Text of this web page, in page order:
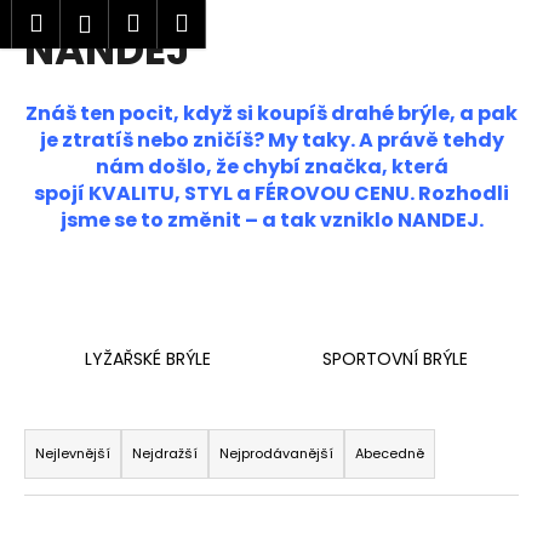
PřejítHledatPřihlášení
Nákupní
košík
Menu
NANDEJ
Znáš ten pocit, když si koupíš drahé brýle, a pak
je ztratíš nebo zničíš? My taky.A právě tehdy
nám došlo, že chybí značka, která
spojí KVALITU, STYL a FÉROVOU CENU. Rozhodli
jsme se to změnit – a tak vzniklo NANDEJ.
LYŽAŘSKÉ BRÝLE SPORTOVNÍ BRÝLE
Ř
a
z
Nejlevnější Nejdražší Nejprodávanější Abecedně
o Zpět
Zpět
C
o
p
e
t